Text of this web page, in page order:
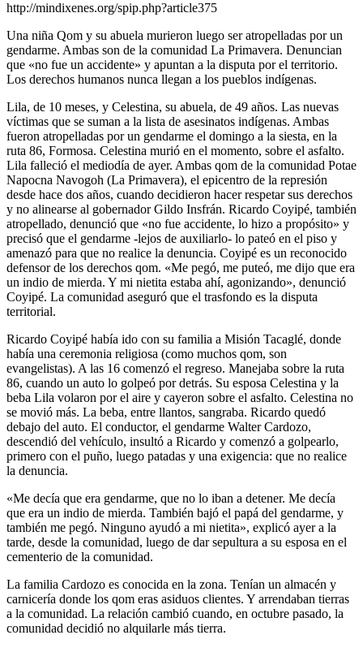
http://mindixenes.org/spip.php?article375
Una niña Qom y su abuela murieron luego ser atropelladas por un
gendarme. Ambas son de la comunidad La Primavera. Denuncian
que «no fue un accidente» y apuntan a la disputa por el territorio.
Los derechos humanos nunca llegan a los pueblos indígenas.
Lila, de 10 meses, y Celestina, su abuela, de 49 años. Las nuevas
víctimas que se suman a la lista de asesinatos indígenas. Ambas
fueron atropelladas por un gendarme el domingo a la siesta, en la
ruta 86, Formosa. Celestina murió en el momento, sobre el asfalto.
Lila falleció el mediodía de ayer. Ambas qom de la comunidad Potae
Napocna Navogoh (La Primavera), el epicentro de la represión
desde hace dos años, cuando decidieron hacer respetar sus derechos
y no alinearse al gobernador Gildo Insfrán. Ricardo Coyipé, también
atropellado, denunció que «no fue accidente, lo hizo a propósito» y
precisó que el gendarme -lejos de auxiliarlo- lo pateó en el piso y
amenazó para que no realice la denuncia. Coyipé es un reconocido
defensor de los derechos qom. «Me pegó, me puteó, me dijo que era
un indio de mierda. Y mi nietita estaba ahí, agonizando», denunció
Coyipé. La comunidad aseguró que el trasfondo es la disputa
territorial.
Ricardo Coyipé había ido con su familia a Misión Tacaglé, donde
había una ceremonia religiosa (como muchos qom, son
evangelistas). A las 16 comenzó el regreso. Manejaba sobre la ruta
86, cuando un auto lo golpeó por detrás. Su esposa Celestina y la
beba Lila volaron por el aire y cayeron sobre el asfalto. Celestina no
se movió más. La beba, entre llantos, sangraba. Ricardo quedó
debajo del auto. El conductor, el gendarme Walter Cardozo,
descendió del vehículo, insultó a Ricardo y comenzó a golpearlo,
primero con el puño, luego patadas y una exigencia: que no realice
la denuncia.
«Me decía que era gendarme, que no lo iban a detener. Me decía
que era un indio de mierda. También bajó el papá del gendarme, y
también me pegó. Ninguno ayudó a mi nietita», explicó ayer a la
tarde, desde la comunidad, luego de dar sepultura a su esposa en el
cementerio de la comunidad.
La familia Cardozo es conocida en la zona. Tenían un almacén y
carnicería donde los qom eras asiduos clientes. Y arrendaban tierras
a la comunidad. La relación cambió cuando, en octubre pasado, la
comunidad decidió no alquilarle más tierra.